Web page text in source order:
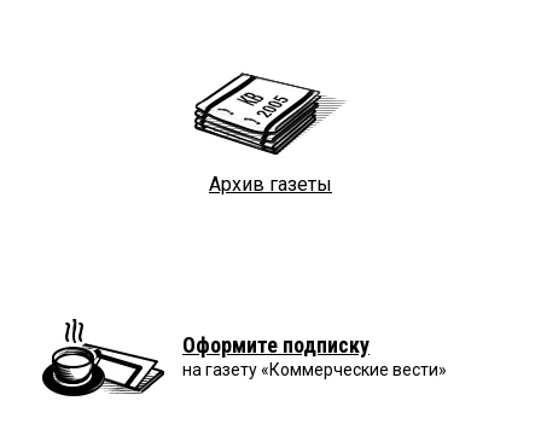
Архив газеты
Оформите подписку
на газету «Коммерческие вести»